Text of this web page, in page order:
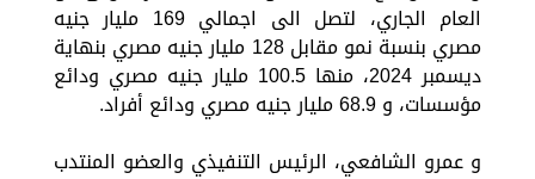
العام الجاري، لتصل الى اجمالي 169 مليار جنيه
مصري بنسبة نمو مقابل 128 مليار جنيه مصري بنهاية
ديسمبر 2024، منها 100.5 مليار جنيه مصري ودائع
مؤسسات، و 68.9 مليار جنيه مصري ودائع أفراد.
و عمرو الشافعي، الرئيس التنفيذي والعضو المنتدب